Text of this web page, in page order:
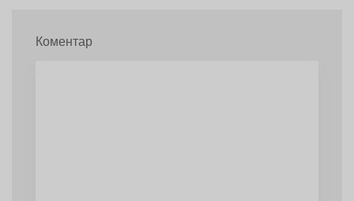
Коментар